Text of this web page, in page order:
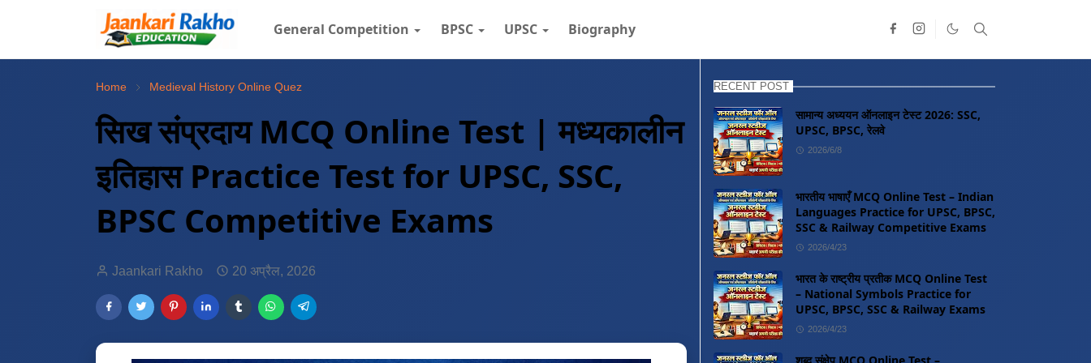
General Competition BPSC UPSC Biography
Home Medieval History Online Quez
सिख संप्रदाय MCQ Online Test | मध्यकालीन
इतिहास Practice Test for UPSC, SSC,
BPSC Competitive Exams
Jaankari Rakho 20 अप्रैल, 2026
RECENT POST
सामान्य अध्ययन ऑनलाइन टेस्ट 2026: SSC,
UPSC, BPSC, रेलवे
2026/6/8
भारतीय भाषाएँ MCQ Online Test – Indian
Languages Practice for UPSC, BPSC,
SSC & Railway Competitive Exams
2026/4/23
भारत के राष्ट्रीय प्रतीक MCQ Online Test
– National Symbols Practice for
UPSC, BPSC, SSC & Railway Exams
2026/4/23